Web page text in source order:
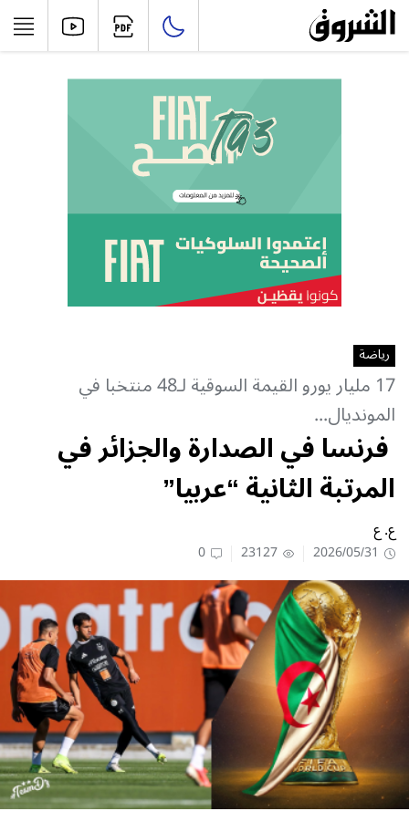
رياضة
17 مليار يورو القيمة السوقية لـ48 منتخبا في
المونديال...
فرنسا في الصدارة والجزائر في
المرتبة الثانية “عربيا”
ع. ع
2026/05/31
23127
0